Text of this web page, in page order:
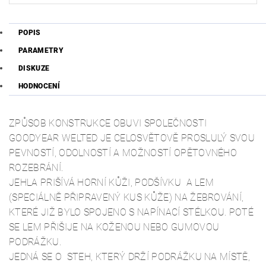
POPIS
PARAMETRY
DISKUZE
HODNOCENÍ
ZPŮSOB KONSTRUKCE OBUVI SPOLEČNOSTI
GOODYEAR WELTED JE CELOSVĚTOVĚ PROSLULÝ SVOU
PEVNOSTÍ, ODOLNOSTÍ A MOŽNOSTÍ OPĚTOVNÉHO
ROZEBRÁNÍ.
JEHLA PRIŠÍVÁ HORNÍ KŮŽI, PODŠÍVKU A LEM
(SPECIÁLNĚ PŘIPRAVENÝ KUS KŮŽE) NA ŽEBROVÁNÍ,
KTERÉ JIŽ BYLO SPOJENO S NAPÍNACÍ STÉLKOU. POTÉ
SE LEM PŘIŠIJE NA KOŽENOU NEBO GUMOVOU
PODRÁŽKU.
JEDNÁ SE O STEH, KTERÝ DRŽÍ PODRÁŽKU NA MÍSTĚ,